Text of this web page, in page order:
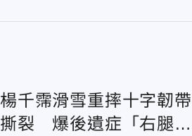
楊千霈滑雪重摔十字韌帶
撕裂 爆後遺症「右腿萎